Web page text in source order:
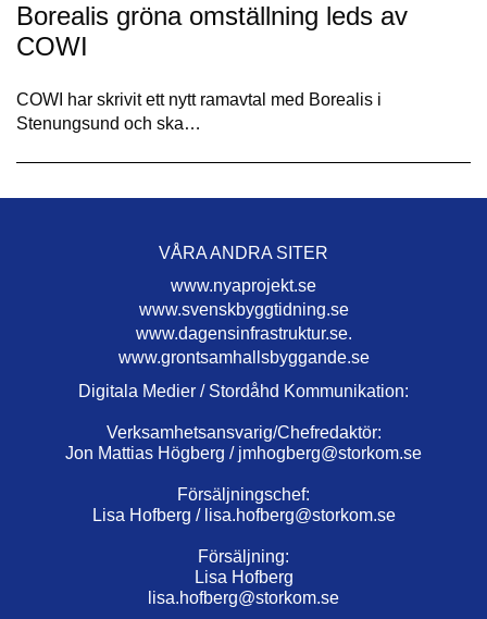
Borealis gröna omställning leds av
COWI
COWI har skrivit ett nytt ramavtal med Borealis i
Stenungsund och ska…
VÅRA ANDRA SITER
www.nyaprojekt.se
www.svenskbyggtidning.se
www.dagensinfrastruktur.se.
www.grontsamhallsbyggande.se
Digitala Medier / Stordåhd Kommunikation:
Verksamhetsansvarig/Chefredaktör:
Jon Mattias Högberg / jmhogberg@storkom.se
Försäljningschef:
Lisa Hofberg / lisa.hofberg@storkom.se
Försäljning:
Lisa Hofberg
lisa.hofberg@storkom.se